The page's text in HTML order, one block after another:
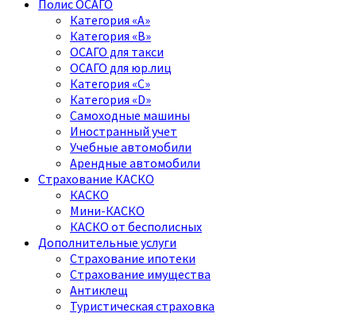
Полис ОСАГО
Категория «A»
Категория «B»
ОСАГО для такси
ОСАГО для юр.лиц
Категория «C»
Категория «D»
Самоходные машины
Иностранный учет
Учебные автомобили
Арендные автомобили
Страхование КАСКО
КАСКО
Мини-КАСКО
КАСКО от бесполисных
Дополнительные услуги
Страхование ипотеки
Страхование имущества
Антиклещ
Туристическая страховка